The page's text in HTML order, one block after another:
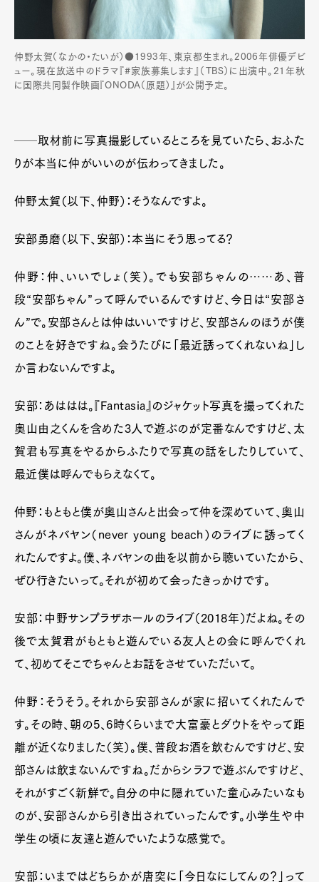
仲野太賀（なかの・たいが）●1993年、東京都生まれ。2006年俳優デビ
ュー。現在放送中のドラマ『#家族募集します』（TBS）に出演中。21年秋
に国際共同製作映画『ONODA（原題）』が公開予定。
──取材前に写真撮影しているところを見ていたら、おふた
りが本当に仲がいいのが伝わってきました。
仲野太賀（以下、仲野）：そうなんですよ。
安部勇磨（以下、安部）：本当にそう思ってる？
仲野：仲、いいでしょ（笑）。でも安部ちゃんの……あ、普
段“安部ちゃん”って呼んでいるんですけど、今日は“安部さ
ん”で。安部さんとは仲はいいですけど、安部さんのほうが僕
のことを好きですね。会うたびに「最近誘ってくれないね」し
か言わないんですよ。
安部：あははは。『 Fantasia 』のジャケット写真を撮ってくれた
奥山由之くんを含めた3 人で遊ぶのが定番なんですけど、太
賀君も写真をやるからふたりで写真の話をしたりしていて、
最近僕は呼んでもらえなくて。
仲野：もともと僕が奥山さんと出会って仲を深めていて、奥山
さんがネバヤン（ never young beach） のライブに誘ってく
れたんですよ。僕、ネバヤンの曲を以前から聴いていたから、
ぜひ行きたいって。それが初めて会ったきっかけです。
安部：中野サンプラザホールのライブ（ 2018年）だよね。その
後で太賀君がもともと遊んでいる友人との会に呼んでくれ
て、初めてそこでちゃんとお話をさせていただいて。
仲野：そうそう。それから安部さんが家に招いてくれたんで
す。その時、朝の5 6時くらいまで大富豪とダウトをやって距
離が近くなりました（笑）。僕、普段お酒を飲むんですけど、安
部さんは飲まないんですね。だからシラフで遊ぶんですけど、
それがすごく新鮮で。自分の中に隠れていた童心みたいなも
のが、安部さんから引き出されていったんです。小学生や中
学生の頃に友達と遊んでいたような感覚で。
安部：いまではどちらかが唐突に「今日なにしてんの？」って